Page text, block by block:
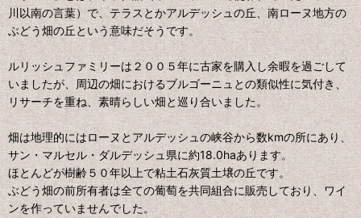
川以南の言葉）で、テラスとかアルデッシュの丘、南ローヌ地方の
ぶどう畑の丘という意味だそうです。
ルリッシュファミリーは２００５年に古家を購入し余暇を過ごして
いましたが、周辺の畑におけるブルゴーニュとの類似性に気付き、
リサーチを重ね、素晴らしい畑と巡り合いました。
畑は地理的にはローヌとアルデッシュの峡谷から数kmの所にあり、
サン・マルセル・ダルデッシュ県に約18.0haあります。
ほとんどが樹齢５０年以上で粘土石灰質土壌の丘です。
ぶどう畑の前所有者は全ての葡萄を共同組合に販売しており、ワイ
ンを作っていませんでした。